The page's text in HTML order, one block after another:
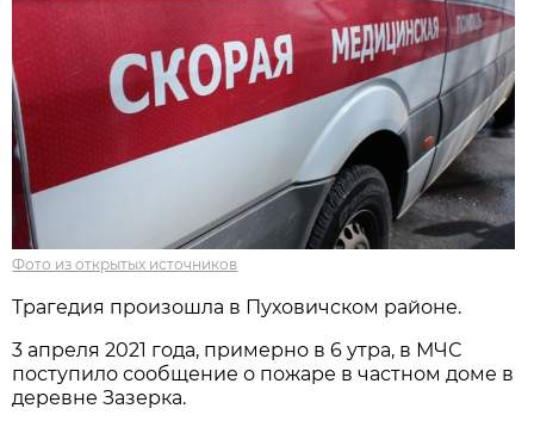
Фото из открытых источников
Трагедия произошла в Пуховичском районе.
3 апреля 2021 года, примерно в 6 утра, в МЧС
поступило сообщение о пожаре в частном доме в
деревне Зазерка.